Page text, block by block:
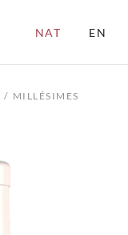
NAT EN
MILLÉSIMES